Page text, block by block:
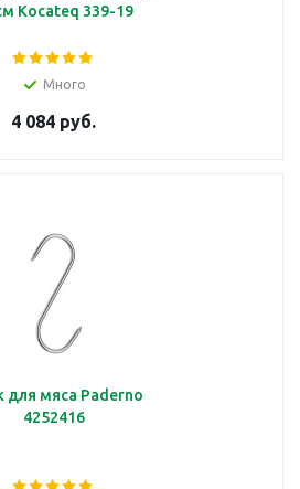
Kocateq 339-19
Много
4 084 руб.
для мяса Paderno
4252416